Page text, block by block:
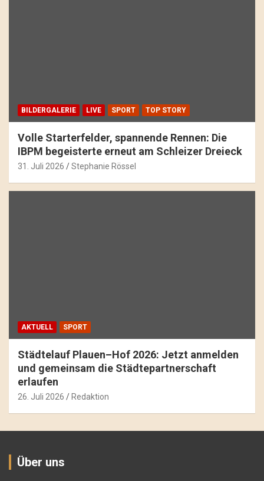
BILDERGALERIE LIVE SPORT TOP STORY
Volle Starterfelder, spannende Rennen: Die
IBPM begeisterte erneut am Schleizer Dreieck
31. Juli 2026 Stephanie Rössel
AKTUELL SPORT
Städtelauf Plauen–Hof 2026: Jetzt anmelden
und gemeinsam die Städtepartnerschaft
erlaufen
26. Juli 2026 Redaktion
Über uns